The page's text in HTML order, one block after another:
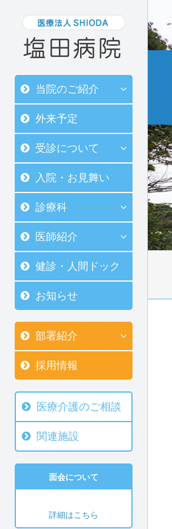
当院のご紹介
外来予定
受診について
入院・お見舞い
診療科
医師紹介
健診・人間ドック
お知らせ
部署紹介
採用情報
医療介護のご相談
関連施設
面会について
詳細はこちら